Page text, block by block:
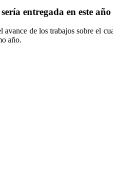
entregada en este año
de los trabajos sobre el
año.